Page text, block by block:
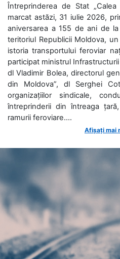
Întreprinderea de Stat
marcat astăzi, 31 iulie 2026,
aniversarea a 155 de ani de
teritoriul Republicii Moldova,
istoria transportului feroviar
participat ministrul
dl Vladimir Bolea, directorul
din Moldova”, dl Serghei
organizațiilor sindicale,
întreprinderii din întreaga
ramurii feroviare....
Afișați mai